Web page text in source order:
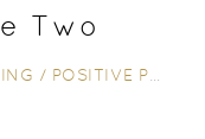
Two
/ POSITIVE PARENTING